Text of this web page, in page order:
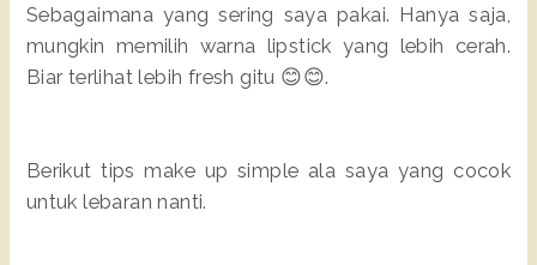
Sebagaimana yang sering saya pakai. Hanya saja,
mungkin memilih warna lipstick yang lebih cerah.
Biar terlihat lebih fresh gitu 😊😊.
Berikut tips make up simple ala saya yang cocok
untuk lebaran nanti.